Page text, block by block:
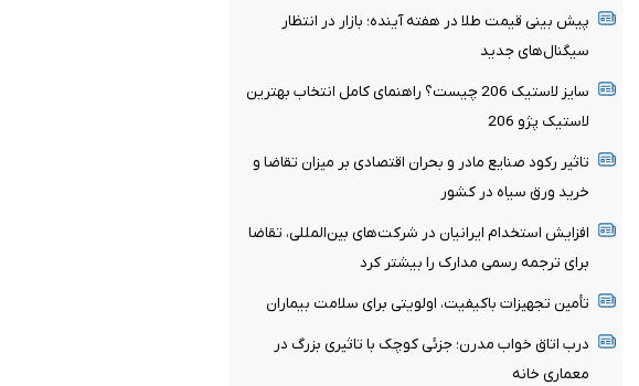
پیش بینی قیمت طلا در هفته آینده؛ بازار در انتظار
سیگنال‌های جدید
سایز لاستیک 206 چیست؟ راهنمای کامل انتخاب بهترین
لاستیک پژو 206
تاثیر رکود صنایع مادر و بحران اقتصادی بر میزان تقاضا و
خرید ورق سیاه در کشور
افزایش استخدام ایرانیان در شرکت‌های بین‌المللی، تقاضا
برای ترجمه رسمی مدارک را بیشتر کرد
تأمین تجهیزات باکیفیت، اولویتی برای سلامت بیماران
درب اتاق خواب مدرن؛ جزئی کوچک با تاثیری بزرگ در
معماری خانه